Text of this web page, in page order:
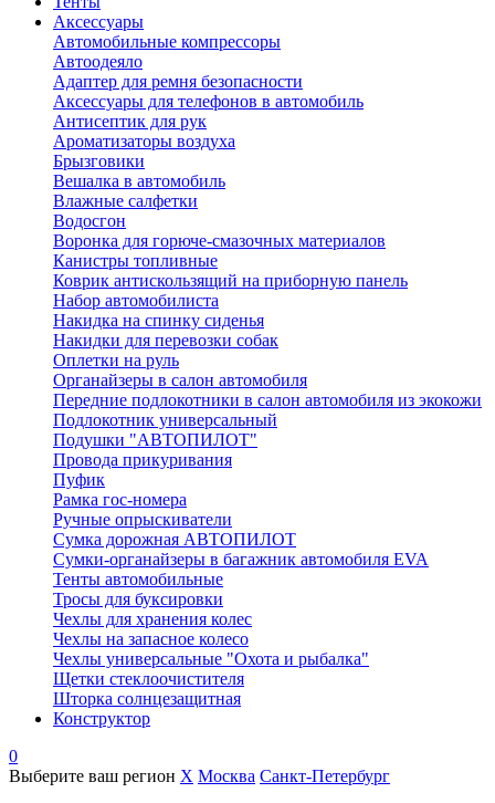
Аксессуары
Автомобильные компрессоры
Автоодеяло
Адаптер для ремня безопасности
Аксессуары для телефонов в автомобиль
Антисептик для рук
Ароматизаторы воздуха
Брызговики
Вешалка в автомобиль
Влажные салфетки
Водосгон
Воронка для горюче-смазочных материалов
Канистры топливные
Коврик антискользящий на приборную панель
Набор автомобилиста
Накидка на спинку сиденья
Накидки для перевозки собак
Оплетки на руль
Органайзеры в салон автомобиля
Передние подлокотники в салон автомобиля из экокожи
Подлокотник универсальный
Подушки "АВТОПИЛОТ"
Провода прикуривания
Пуфик
Рамка гос-номера
Ручные опрыскиватели
Сумка дорожная АВТОПИЛОТ
Сумки-органайзеры в багажник автомобиля EVA
Тенты автомобильные
Тросы для буксировки
Чехлы для хранения колес
Чехлы на запасное колесо
Чехлы универсальные "Охота и рыбалка"
Щетки стеклоочистителя
Шторка солнцезащитная
Конструктор
0
Выберите ваш регион X Москва Санкт-Петербург